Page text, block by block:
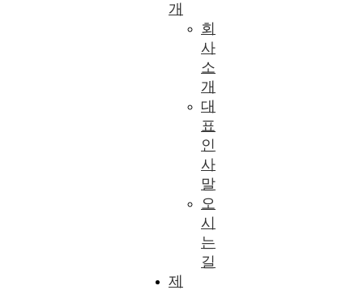
개
회
사
소
개
대
표
인
사
말
오
시
는
길
제